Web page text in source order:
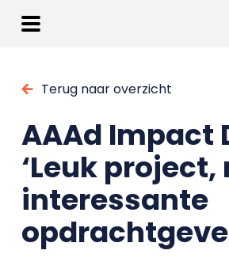
Terug naar overzicht
AAAd Impact
‘Leuk project,
interessante